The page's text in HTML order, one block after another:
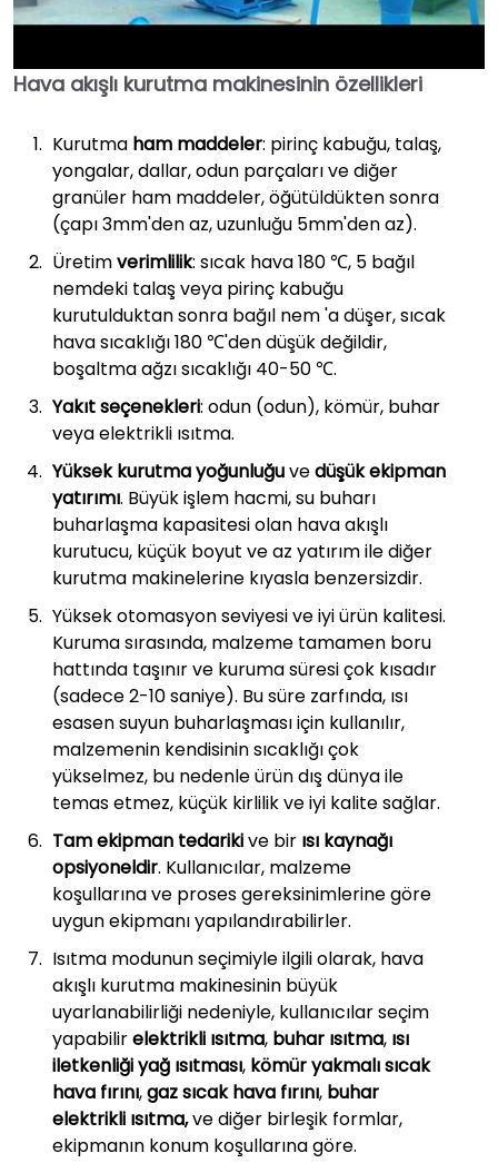
►
Hava akışlı kurutma makinesinin özellikleri
Kurutma ham maddeler: pirinç kabuğu, talaş,
yongalar, dallar, odun parçaları ve diğer
granüler ham maddeler, öğütüldükten sonra
(çapı 3mm'den az, uzunluğu 5mm'den az).
Üretimverimlilik: sıcak hava 180 ℃, 5 bağıl
nemdeki talaş veya pirinç kabuğu
kurutulduktan sonra bağıl nem 'a düşer, sıcak
hava sıcaklığı 180 ℃'den düşük değildir,
boşaltma ağzı sıcaklığı 40-50 ℃.
Yakıt seçenekleri: odun (odun), kömür, buhar
veya elektrikli ısıtma.
Yüksek kurutma yoğunluğuvedüşük ekipman
yatırımı. Büyük işlem hacmi, su buharı
buharlaşma kapasitesi olan hava akışlı
kurutucu, küçük boyut ve az yatırım ile diğer
kurutma makinelerine kıyasla benzersizdir.
Yüksek otomasyon seviyesi ve iyi ürün kalitesi.
Kuruma sırasında, malzeme tamamen boru
hattında taşınır ve kuruma süresi çok kısadır
(sadece 2-10 saniye). Bu süre zarfında, ısı
esasen suyun buharlaşması için kullanılır,
malzemenin kendisinin sıcaklığı çok
yükselmez, bu nedenle ürün dış dünya ile
temas etmez, küçük kirlilik ve iyi kalite sağlar.
Tam ekipman tedarikive bir ısı kaynağı
opsiyoneldir. Kullanıcılar, malzeme
koşullarına ve proses gereksinimlerine göre
uygun ekipmanı yapılandırabilirler.
Isıtma modunun seçimiyle ilgili olarak, hava
akışlı kurutma makinesinin büyük
uyarlanabilirliği nedeniyle, kullanıcılar seçim
yapabilirelektrikli ısıtma, buhar ısıtma, ısı
iletkenliği yağ ısıtması, kömür yakmalı sıcak
hava fırını,gaz sıcak hava fırını, buhar
elektrikli ısıtma,ve diğer birleşik formlar,
ekipmanın konum koşullarına göre.